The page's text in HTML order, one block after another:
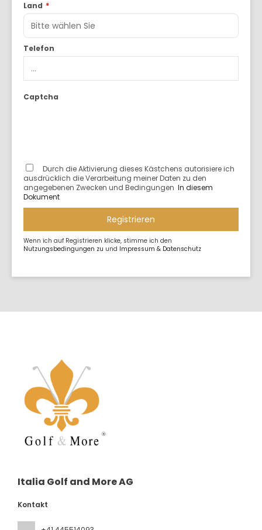
Land *
Telefon
Captcha
Durch die Aktivierung dieses Kästchens autorisiere ich
ausdrücklich die Verarbeitung meiner Daten zu den
angegebenen Zwecken und Bedingungen In diesem
Dokument
Registrieren
Wenn ich auf Registrieren klicke, stimme ich den
Nutzungsbedingungen zu und Impressum & Datenschutz
Italia Golf and More AG
Kontakt